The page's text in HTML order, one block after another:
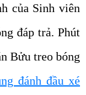
của Sinh viên
đáp trả. Phút
Bửu treo bóng
đánh đầu xé